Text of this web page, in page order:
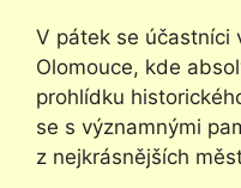
V pátek se účastníci
Olomouce, kde
prohlídku
se s významnými
z nejkrásnějších